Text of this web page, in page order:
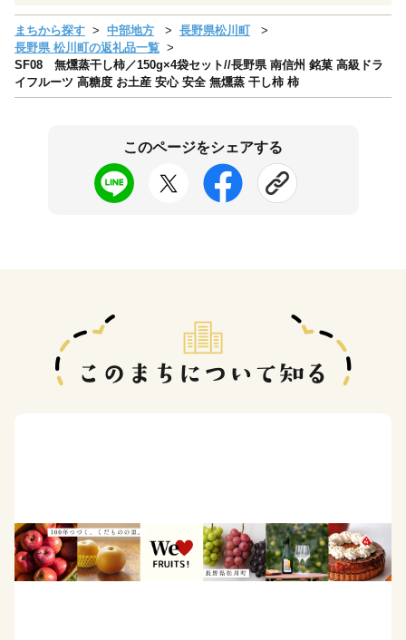
まちから探す 中部地方
長野県松川町
長野県 松川町の返礼品一覧
SF08 無燻蒸干し柿／150g×4袋セット//長野県 南信州 銘菓 高級ドラ
イフルーツ 高糖度 お土産 安心 安全 無燻蒸 干し柿 柿
このページをシェアする